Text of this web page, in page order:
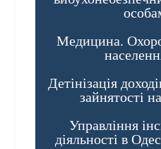
Медицина.
Детінізація
зайнятості
Управління
діяльності в